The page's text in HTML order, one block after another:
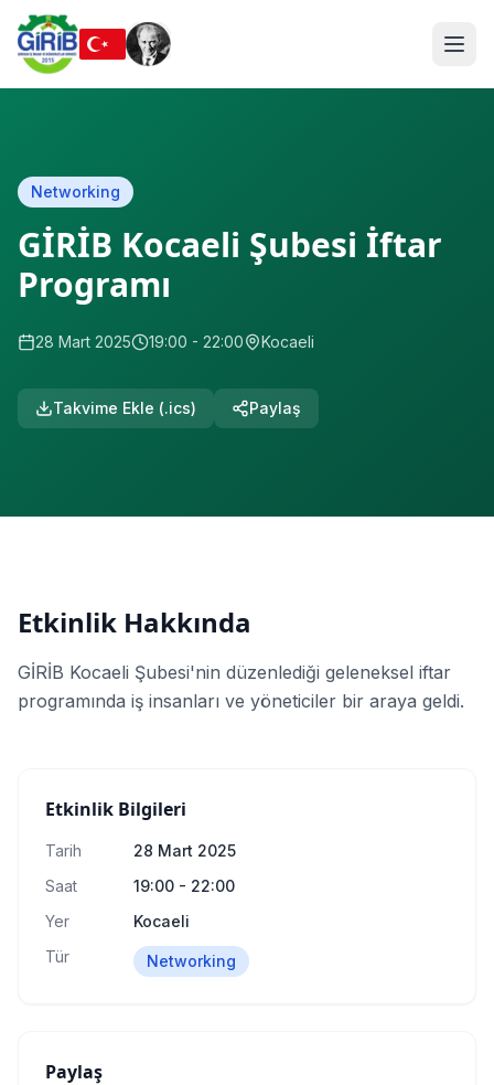
Networking
GİRİB Kocaeli Şubesi İftar
Programı
28 Mart 2025 19:00 - 22:00 Kocaeli
Takvime Ekle (.ics) Paylaş
Etkinlik Hakkında
GİRİB Kocaeli Şubesi'nin düzenlediği geleneksel iftar
programında iş insanları ve yöneticiler bir araya geldi.
Etkinlik Bilgileri
Tarih
28 Mart 2025
Saat
19:00 - 22:00
Yer
Kocaeli
Tür
Networking
Paylaş